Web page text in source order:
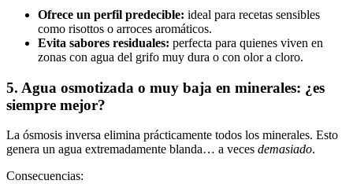
Ofrece un perfil predecible: ideal para recetas sensibles
como risottos o arroces aromáticos.
Evita sabores residuales: perfecta para quienes viven en
zonas con agua del grifo muy dura o con olor a cloro.
5. Agua osmotizada o muy baja en minerales: ¿es
siempre mejor?
La ósmosis inversa elimina prácticamente todos los minerales. Esto
genera un agua extremadamente blanda… a veces demasiado.
Consecuencias: